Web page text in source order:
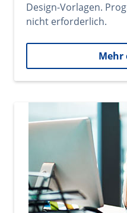
Design-Vorlagen.
nicht erforderlich.
Mehr